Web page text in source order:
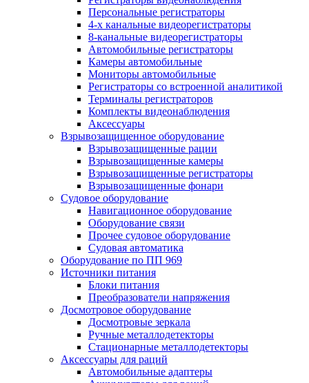
Персональные регистраторы
4-х канальные видеорегистраторы
8-канальные видеорегистраторы
Автомобильные регистраторы
Камеры автомобильные
Мониторы автомобильные
Регистраторы со встроенной аналитикой
Терминалы регистраторов
Комплекты видеонаблюдения
Аксессуары
Взрывозащищенное оборудование
Взрывозащищенные рации
Взрывозащищенные камеры
Взрывозащищенные регистраторы
Взрывозащищенные фонари
Судовое оборудование
Навигационное оборудование
Оборудование связи
Прочее судовое оборудование
Судовая автоматика
Оборудование по ПП 969
Источники питания
Блоки питания
Преобразователи напряжения
Досмотровое оборудование
Досмотровые зеркала
Ручные металлодетекторы
Стационарные металлодетекторы
Аксессуары для раций
Автомобильные адаптеры